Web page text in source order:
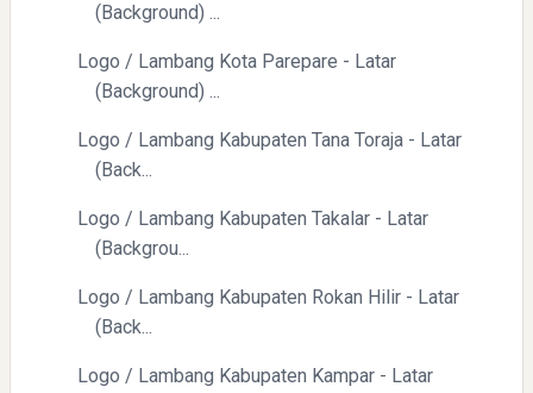
(Background) ...
Logo / Lambang Kota Parepare - Latar
(Background) ...
Logo / Lambang Kabupaten Tana Toraja - Latar
(Back...
Logo / Lambang Kabupaten Takalar - Latar
(Backgrou...
Logo / Lambang Kabupaten Rokan Hilir - Latar
(Back...
Logo / Lambang Kabupaten Kampar - Latar